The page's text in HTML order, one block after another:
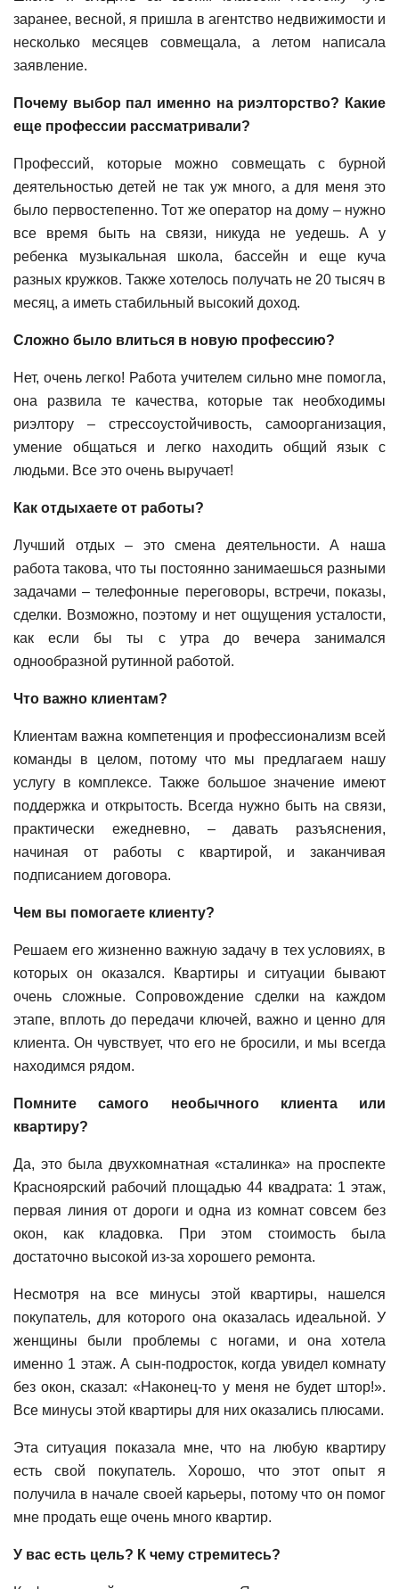
заранее, весной, я пришла в агентство недвижимости и
несколько месяцев совмещала, а летом написала
заявление.
Почему выбор пал именно на риэлторство? Какие
еще профессии рассматривали?
Профессий, которые можно совмещать с бурной
деятельностью детей не так уж много, а для меня это
было первостепенно. Тот же оператор на дому – нужно
все время быть на связи, никуда не уедешь. А у
ребенка музыкальная школа, бассейн и еще куча
разных кружков. Также хотелось получать не 20 тысяч в
месяц, а иметь стабильный высокий доход.
Сложно было влиться в новую профессию?
Нет, очень легко! Работа учителем сильно мне помогла,
она развила те качества, которые так необходимы
риэлтору – стрессоустойчивость, самоорганизация,
умение общаться и легко находить общий язык с
людьми. Все это очень выручает!
Как отдыхаете от работы?
Лучший отдых – это смена деятельности. А наша
работа такова, что ты постоянно занимаешься разными
задачами – телефонные переговоры, встречи, показы,
сделки. Возможно, поэтому и нет ощущения усталости,
как если бы ты с утра до вечера занимался
однообразной рутинной работой.
Что важно клиентам?
Клиентам важна компетенция и профессионализм всей
команды в целом, потому что мы предлагаем нашу
услугу в комплексе. Также большое значение имеют
поддержка и открытость. Всегда нужно быть на связи,
практически ежедневно, – давать разъяснения,
начиная от работы с квартирой, и заканчивая
подписанием договора.
Чем вы помогаете клиенту?
Решаем его жизненно важную задачу в тех условиях, в
которых он оказался. Квартиры и ситуации бывают
очень сложные. Сопровождение сделки на каждом
этапе, вплоть до передачи ключей, важно и ценно для
клиента. Он чувствует, что его не бросили, и мы всегда
находимся рядом.
Помните самого необычного клиента или
квартиру?
Да, это была двухкомнатная «сталинка» на проспекте
Красноярский рабочий площадью 44 квадрата: 1 этаж,
первая линия от дороги и одна из комнат совсем без
окон, как кладовка. При этом стоимость была
достаточно высокой из-за хорошего ремонта.
Несмотря на все минусы этой квартиры, нашелся
покупатель, для которого она оказалась идеальной. У
женщины были проблемы с ногами, и она хотела
именно 1 этаж. А сын-подросток, когда увидел комнату
без окон, сказал: «Наконец-то у меня не будет штор!».
Все минусы этой квартиры для них оказались плюсами.
Эта ситуация показала мне, что на любую квартиру
есть свой покупатель. Хорошо, что этот опыт я
получила в начале своей карьеры, потому что он помог
мне продать еще очень много квартир.
У вас есть цель? К чему стремитесь?